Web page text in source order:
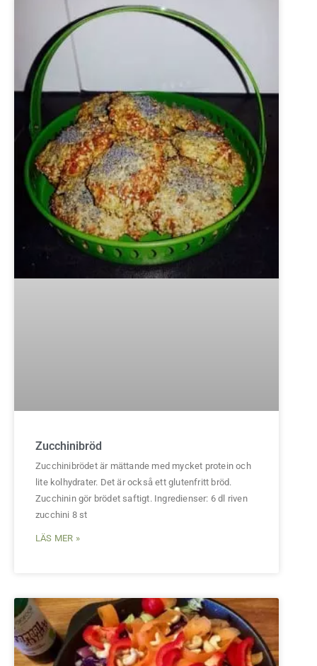
Zucchinibröd
Zucchinibrödet är mättande med mycket protein och
lite kolhydrater. Det är också ett glutenfritt bröd.
Zucchinin gör brödet saftigt. Ingredienser: 6 dl riven
zucchini 8 st
LÄS MER »